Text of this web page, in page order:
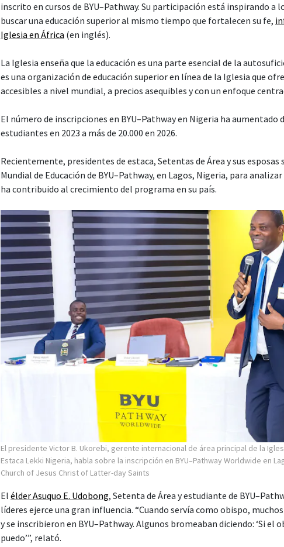
inscrito en cursos de BYU–Pathway. Su participación está inspirando a
buscar una educación superior al mismo tiempo que fortalecen su fe,
Iglesia en África (en inglés).
La Iglesia enseña que la educación es una parte esencial de la
es una organización de educación superior en línea de la Iglesia que
accesibles a nivel mundial, a precios asequibles y con un enfoque
El número de inscripciones en BYU–Pathway en Nigeria ha aumentado
estudiantes en 2023 a más de 20.000 en 2026.
Recientemente, presidentes de estaca, Setentas de Área y sus esposas
Mundial de Educación de BYU–Pathway, en Lagos, Nigeria, para
ha contribuido al crecimiento del programa en su país.
El presidente Victor B. Ukorebi, gerente internacional de área principal de la
Estaca Lekki Nigeria, habla sobre la inscripción en BYU–Pathway Worldwide en
Church of Jesus Christ of Latter-day Saints
El élder Asuquo E. Udobong, Setenta de Área y estudiante de
líderes ejerce una gran influencia. “Cuando servía como obispo,
y se inscribieron en BYU–Pathway. Algunos bromeaban diciendo: ‘Si el
puedo’”, relató.